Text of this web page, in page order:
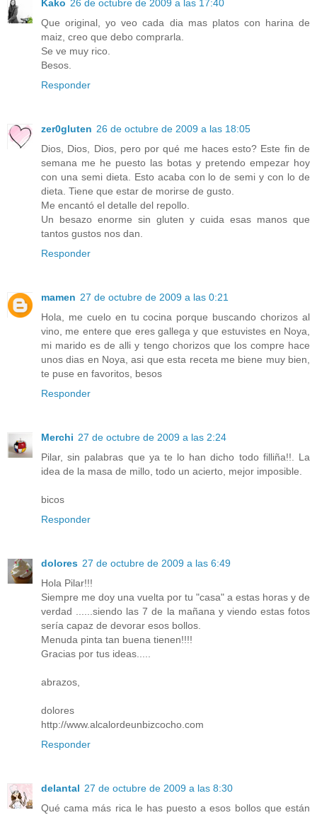
Kako 26 de octubre de 2009 a las 17:40
Que original, yo veo cada dia mas platos con harina de
maiz, creo que debo comprarla.
Se ve muy rico.
Besos.
Responder
zer0gluten 26 de octubre de 2009 a las 18:05
Dios, Dios, Dios, pero por qué me haces esto? Este fin de
semana me he puesto las botas y pretendo empezar hoy
con una semi dieta. Esto acaba con lo de semi y con lo de
dieta. Tiene que estar de morirse de gusto.
Me encantó el detalle del repollo.
Un besazo enorme sin gluten y cuida esas manos que
tantos gustos nos dan.
Responder
mamen 27 de octubre de 2009 a las 0:21
Hola, me cuelo en tu cocina porque buscando chorizos al
vino, me entere que eres gallega y que estuvistes en Noya,
mi marido es de alli y tengo chorizos que los compre hace
unos dias en Noya, asi que esta receta me biene muy bien,
te puse en favoritos, besos
Responder
Merchi 27 de octubre de 2009 a las 2:24
Pilar, sin palabras que ya te lo han dicho todo filliña!!. La
idea de la masa de millo, todo un acierto, mejor imposible.
bicos
Responder
dolores 27 de octubre de 2009 a las 6:49
Hola Pilar!!!
Siempre me doy una vuelta por tu "casa" a estas horas y de
verdad ......siendo las 7 de la mañana y viendo estas fotos
sería capaz de devorar esos bollos.
Menuda pinta tan buena tienen!!!!
Gracias por tus ideas.....
abrazos,
dolores
http://www.alcalordeunbizcocho.com
Responder
delantal 27 de octubre de 2009 a las 8:30
Qué cama más rica le has puesto a esos bollos que están